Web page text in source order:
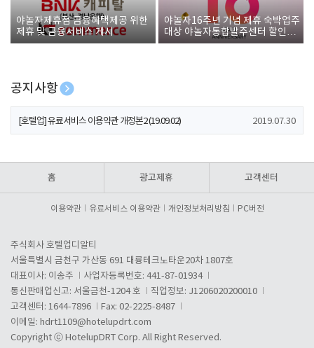
야놀자제휴점 금융혜택제공 위한
제휴 및 금융서비스 게시
야놀자16주년 기념 제휴 숙박업주
대상 야놀자통합발주센터 할인쿠
폰 증정
공지사항
[호텔업] 개인정보 처리방침 개정본1 (19.09.02)
[호텔업] 유료서비스 이용약관 개정본2 (19.09.02) 2019.07.30
홈 광고제휴 고객센터
이용약관 유료서비스 이용약관 개인정보처리방침 PC버전
주식회사 호텔업디알티
서울특별시 금천구 가산동 691 대륭테크노타운20차 1807호
대표이사: 이송주
사업자등록번호: 441-87-01934
통신판매업신고: 서울금천-1204 호
직업정보: J1206020200010
고객센터: 1644-7896
Fax: 02-2225-8487
이메일: hdrt1109@hotelupdrt.com
Copyright ⓒ HotelupDRT Corp. All Right Reserved.